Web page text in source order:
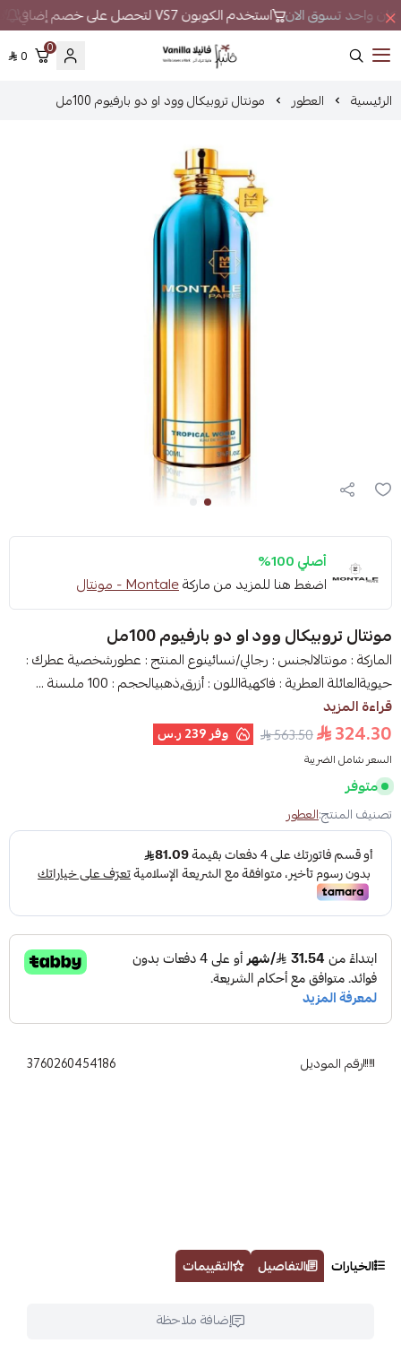
واحد تسوق الان استخدم الكوبون VS7 لتحصل على خصم إضافي
فانيلا
0
0
الرئيسية العطور مونتال تروبيكال وود او دو بارفيوم 100مل
أصلي 100%
اضغط هنا للمزيد من ماركةMontale - مونتال
مونتال تروبيكال وود او دو بارفيوم 100مل
الماركة : مونتالالجنس : رجالي/نسائينوع المنتج : عطورشخصية عطرك :
حيويةالعائلة العطرية : فاكهيةاللون : أزرق,ذهبيالحجم : 100 ملسنة ...
قراءة المزيد
324.30
563.50 وفر239 ر.س
السعر شامل الضريبة
متوفر
تصنيف المنتج:العطور
رقم الموديل 3760260454186
الخيارات التفاصيل التقييمات
إضافة ملاحظة